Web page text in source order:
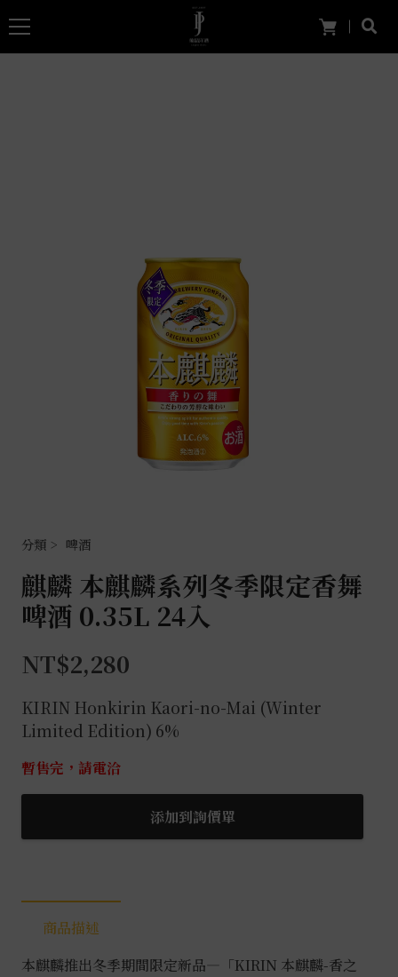
啤酒
麒麟 本麒麟系列冬季限定香舞
啤酒 0.35L 24入
NT$2,280
KIRIN Honkirin Kaori-no-Mai (Winter
Limited Edition) 6%
暫售完，請電洽
添加到詢價單
商品描述
本麒麟推出冬季期間限定新品—「KIRIN 本麒麟-香之